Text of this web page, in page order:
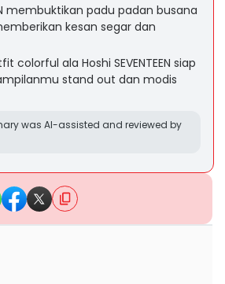
membuktikan padu padan busana
kesan segar dan
colorful ala Hoshi SEVENTEEN siap
stand out dan modis
was AI-assisted and reviewed by